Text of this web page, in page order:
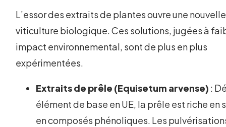
L’essor des extraits de plantes ouvre une
viticulture biologique. Ces solutions, jugées à
impact environnemental, sont de plus en plus
expérimentées.
Extraits de prêle (Equisetum arvense) :
élément de base en UE, la prêle est riche en
en composés phénoliques. Les